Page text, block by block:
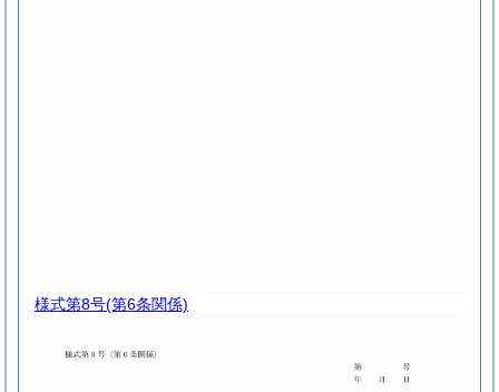
様式第8号(第6条関係)